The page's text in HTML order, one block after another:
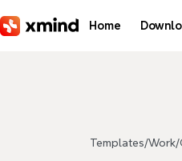
Home
Templates/Work/